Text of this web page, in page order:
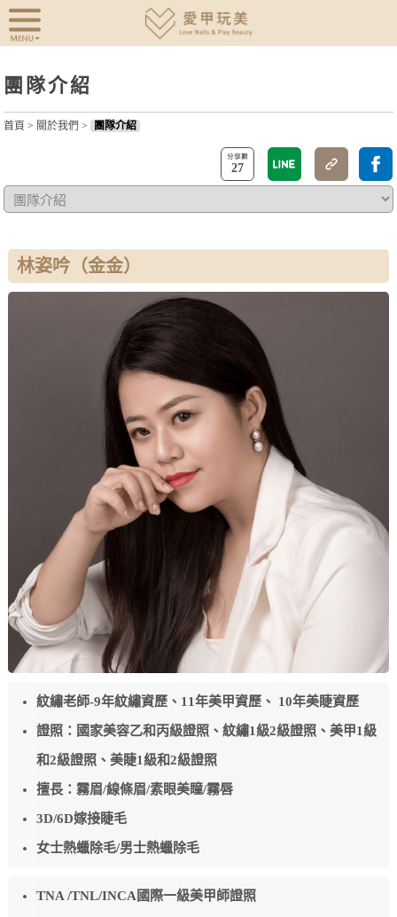
團隊介紹
首頁 > 關於我們 > 團隊介紹
27
林姿吟（金金）
紋繡老師-9年紋繡資歷、11年美甲資歷、 10年美睫資歷
證照：國家美容乙和丙級證照、紋繡1級2級證照、美甲1級
和2級證照、美睫1級和2級證照
擅長：霧眉/線條眉/素眼美瞳/霧唇
3D/6D嫁接睫毛
女士熱蠟除毛/男士熱蠟除毛
TNA /TNL/INCA國際一級美甲師證照